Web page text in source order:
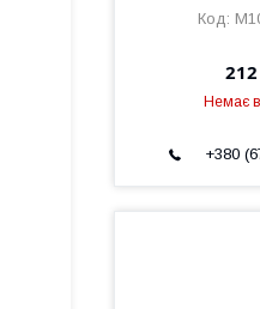
Немає
+380